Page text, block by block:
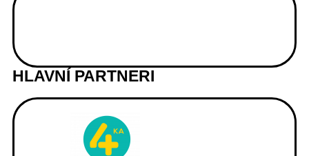
HLAVNÍ PARTNERI